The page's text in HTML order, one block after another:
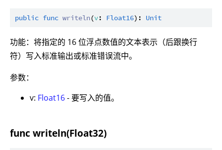
public func writeln(v: Float16): Unit
功能：将指定的 16 位浮点数值的文本表示（后跟换行
符）写入标准输出或标准错误流中。
参数：
v: Float16- 要写入的值。
func writeln(Float32)